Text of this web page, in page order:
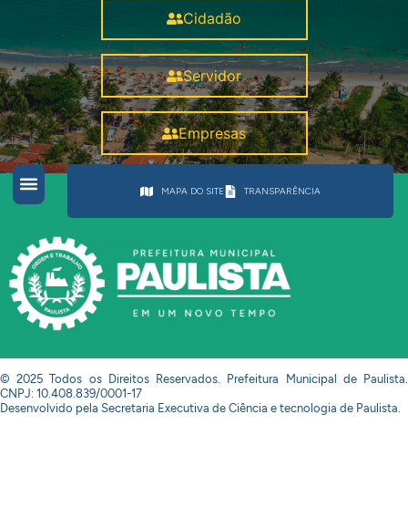
Cidadão
Servidor
Empresas
MAPA DO SITE TRANSPARÊNCIA
© 2025 Todos os Direitos Reservados. Prefeitura Municipal de Paulista.
CNPJ: 10.408.839/0001-17
Desenvolvido pela Secretaria Executiva de Ciência e tecnologia de Paulista.